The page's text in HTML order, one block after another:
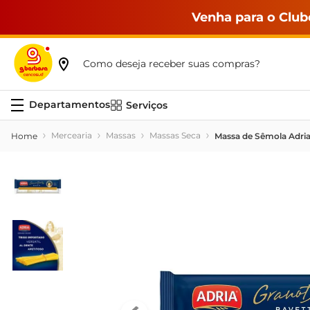
Venha para o
Como deseja receber suas compras?
Serviços
Mercearia Massas Massas Seca Massa de Sêmola